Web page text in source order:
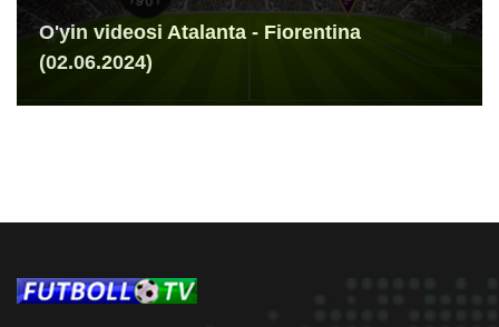
O'yin videosi Atalanta - Fiorentina
(02.06.2024)